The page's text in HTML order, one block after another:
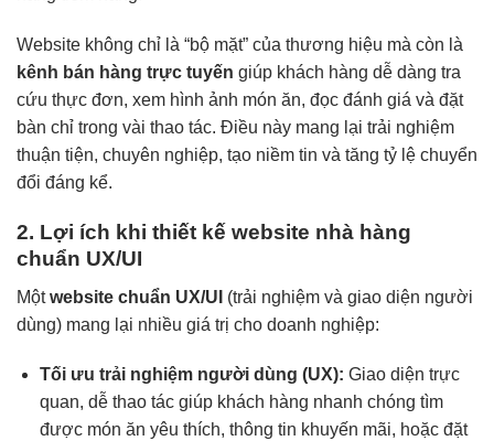
Website không chỉ là “bộ mặt” của thương hiệu mà còn là
kênh bán hàng trực tuyến giúp khách hàng dễ dàng tra
cứu thực đơn, xem hình ảnh món ăn, đọc đánh giá và đặt
bàn chỉ trong vài thao tác. Điều này mang lại trải nghiệm
thuận tiện, chuyên nghiệp, tạo niềm tin và tăng tỷ lệ chuyển
đổi đáng kể.
2. Lợi ích khi thiết kế website nhà hàng
chuẩn UX/UI
Mộtwebsite chuẩn UX/UI (trải nghiệm và giao diện người
dùng) mang lại nhiều giá trị cho doanh nghiệp:
Tối ưu trải nghiệm người dùng (UX): Giao diện trực
quan, dễ thao tác giúp khách hàng nhanh chóng tìm
được món ăn yêu thích, thông tin khuyến mãi, hoặc đặt